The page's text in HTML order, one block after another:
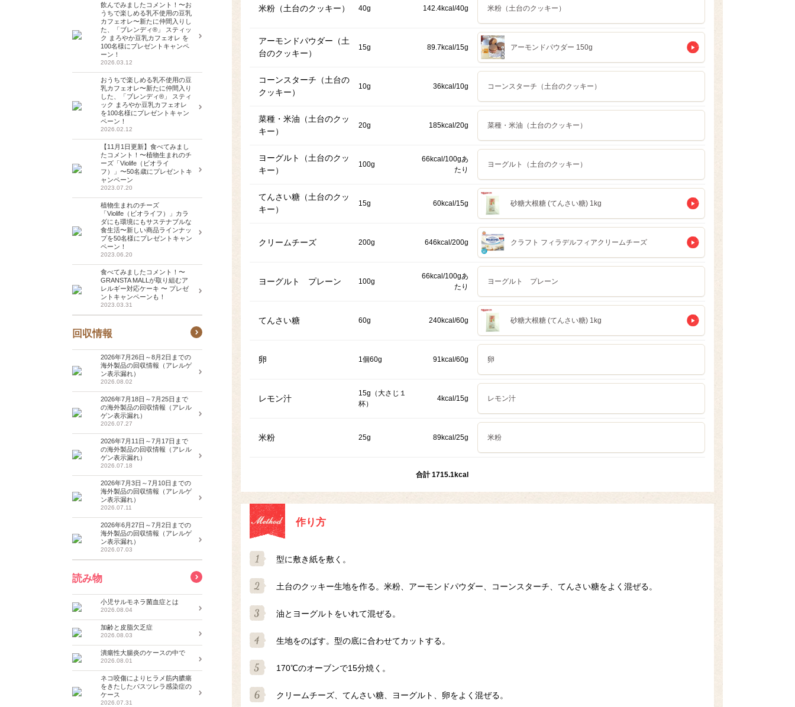
米粉（土台のクッキー） 40g 142.4kcal/40g 米粉（土台のクッキー）
アーモンドパウダー（土
台のクッキー）
15g 89.7kcal/15g アーモンドパウダー 150g
コーンスターチ（土台の
クッキー）
10g 36kcal/10g コーンスターチ（土台のクッキー）
菜種・米油（土台のクッ
キー）
20g 185kcal/20g 菜種・米油（土台のクッキー）
ヨーグルト（土台のクッ
キー）
100g
66kcal/100gあ
たり
ヨーグルト（土台のクッキー）
てんさい糖（土台のクッ
キー）
15g 60kcal/15g 砂糖大根糖 (てんさい糖) 1kg
クリームチーズ 200g 646kcal/200g クラフト フィラデルフィアクリームチーズ
ヨーグルト プレーン 100g
66kcal/100gあ
たり
ヨーグルト プレーン
てんさい糖 60g 240kcal/60g 砂糖大根糖 (てんさい糖) 1kg
卵 1個60g 91kcal/60g 卵
レモン汁
15g（大さじ１
杯）
4kcal/15g レモン汁
米粉 25g 89kcal/25g 米粉
合計 1715.1kcal
作り方
型に敷き紙を敷く。
土台のクッキー生地を作る。米粉、アーモンドパウダー、コーンスターチ、てんさい糖をよく混ぜる。
油とヨーグルトをいれて混ぜる。
生地をのばす。型の底に合わせてカットする。
170℃のオーブンで15分焼く。
クリームチーズ、てんさい糖、ヨーグルト、卵をよく混ぜる。
飲んでみましたコメント！〜お
うちで楽しめる乳不使用の豆乳
カフェオレ〜新たに仲間入りし
た、「ブレンディ®」 スティッ
ク まろやか豆乳カフェオレ を
100名様にプレゼントキャンペ
ーン！
2026.03.12
おうちで楽しめる乳不使用の豆
乳カフェオレ〜新たに仲間入り
した、「ブレンディ®」 スティ
ック まろやか豆乳カフェオレ
を100名様にプレゼントキャン
ペーン！
2026.02.12
【11月1日更新】食べてみまし
たコメント！〜植物生まれのチ
ーズ「Violife（ビオライ
フ）」〜50名歳にプレゼントキ
ャンペーン
2023.07.20
植物生まれのチーズ
「Violife（ビオライフ）」カラ
ダにも環境にもサステナブルな
食生活〜新しい商品ラインナッ
プを50名様にプレゼントキャン
ペーン！
2023.06.20
食べてみましたコメント！〜
GRANSTA MALLが取り組むア
レルギー対応ケーキ 〜 プレゼ
ントキャンペーンも！
2023.03.31
回収情報
2026年7月26日～8月2日までの
海外製品の回収情報（アレルゲ
ン表示漏れ）
2026.08.02
2026年7月18日～7月25日まで
の海外製品の回収情報（アレル
ゲン表示漏れ）
2026.07.27
2026年7月11日～7月17日まで
の海外製品の回収情報（アレル
ゲン表示漏れ）
2026.07.18
2026年7月3日～7月10日までの
海外製品の回収情報（アレルゲ
ン表示漏れ）
2026.07.11
2026年6月27日～7月2日までの
海外製品の回収情報（アレルゲ
ン表示漏れ）
2026.07.03
読み物
小児サルモネラ菌血症とは
2026.08.04
加齢と皮脂欠乏症
2026.08.03
潰瘍性大腸炎のケースの中で
2026.08.01
ネコ咬傷によりヒラメ筋内膿瘍
をきたしたパスツレラ感染症の
ケース
2026.07.31